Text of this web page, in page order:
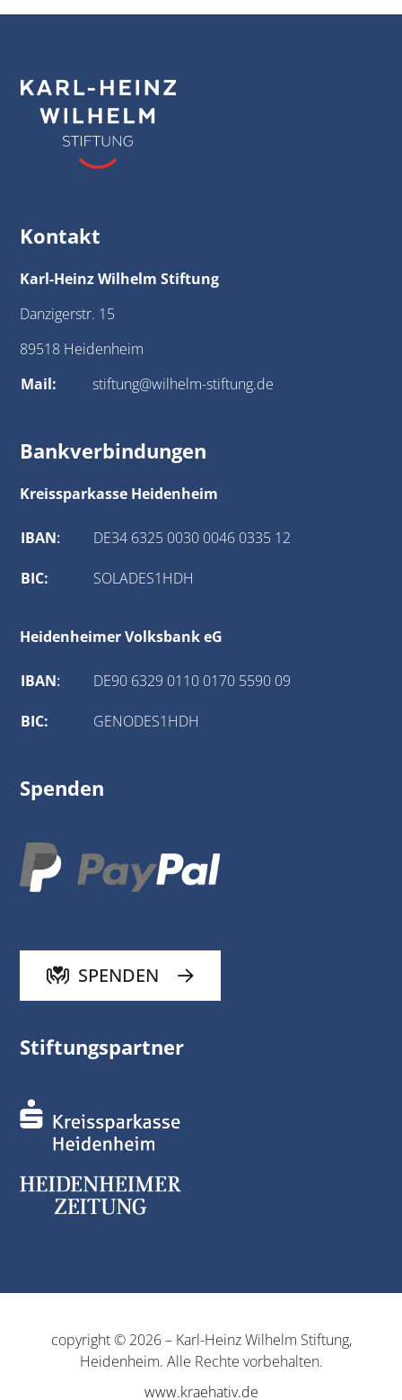
Kontakt
Karl-Heinz Wilhelm Stiftung
Danzigerstr. 15
89518 Heidenheim
Mail:
stiftung@wilhelm-stiftung.de
Bankverbindungen
Kreissparkasse Heidenheim
IBAN: DE34 6325 0030 0046 0335 12
BIC: SOLADES1HDH
Heidenheimer Volksbank eG
IBAN: DE90 6329 0110 0170 5590 09
BIC: GENODES1HDH
Spenden
SPENDEN
Stiftungspartner
copyright © 2026 – Karl-Heinz Wilhelm Stiftung,
Heidenheim. Alle Rechte vorbehalten.
www.kraehativ.de